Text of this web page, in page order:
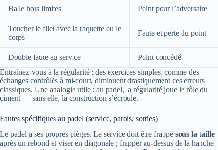
Balle hors limites Point pour l’adversaire
Toucher le filet avec la raquette ou le
corps
Faute et perte du point
Double faute au service
Point concédé
Entraînez-vous à la régularité : des exercices simples, comme des
échanges contrôlés à mi-court, diminuent drastiquement ces erreurs
classiques. Une analogie utile : au padel, la régularité joue le rôle du
ciment — sans elle, la construction s’écroule.
Fautes spécifiques au padel (service, parois, sorties)
Le padel a ses propres pièges. Le service doit être frappé sous la taille
après un rebond et viser en diagonale ; frapper au-dessus de la hanche